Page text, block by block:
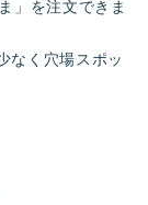
」を注文できま
なく穴場スポッ